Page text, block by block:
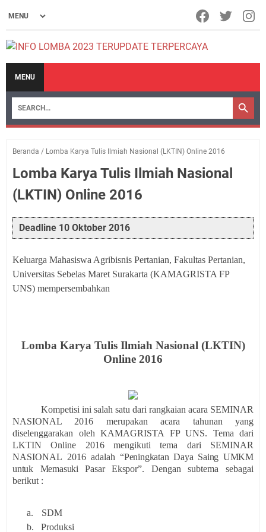
MENU
Beranda / Lomba Karya Tulis Ilmiah Nasional (LKTIN) Online 2016
Lomba Karya Tulis Ilmiah Nasional
(LKTIN) Online 2016
Deadline 10 Oktober 2016
Keluarga Mahasiswa Agribisnis Pertanian, Fakultas Pertanian,
Universitas Sebelas Maret Surakarta (KAMAGRISTA FP
UNS) mempersembahkan
Lomba Karya Tulis Ilmiah Nasional (LKTIN)
Online 2016
Kompetisi ini salah satu dari rangkaian acara SEMINAR
NASIONAL 2016 merupakan acara tahunan yang
diselenggarakan oleh KAMAGRISTA FP UNS.
Tema dari
LKTIN Online 2016mengikuti tema dari SEMINAR
NASIONAL 2016 adalah “Peningkatan Daya Saing UMKM
untuk Memasuki Pasar Ekspor”. Dengan
subtema sebagai
berikut :
a.
SDM
b.
Produksi